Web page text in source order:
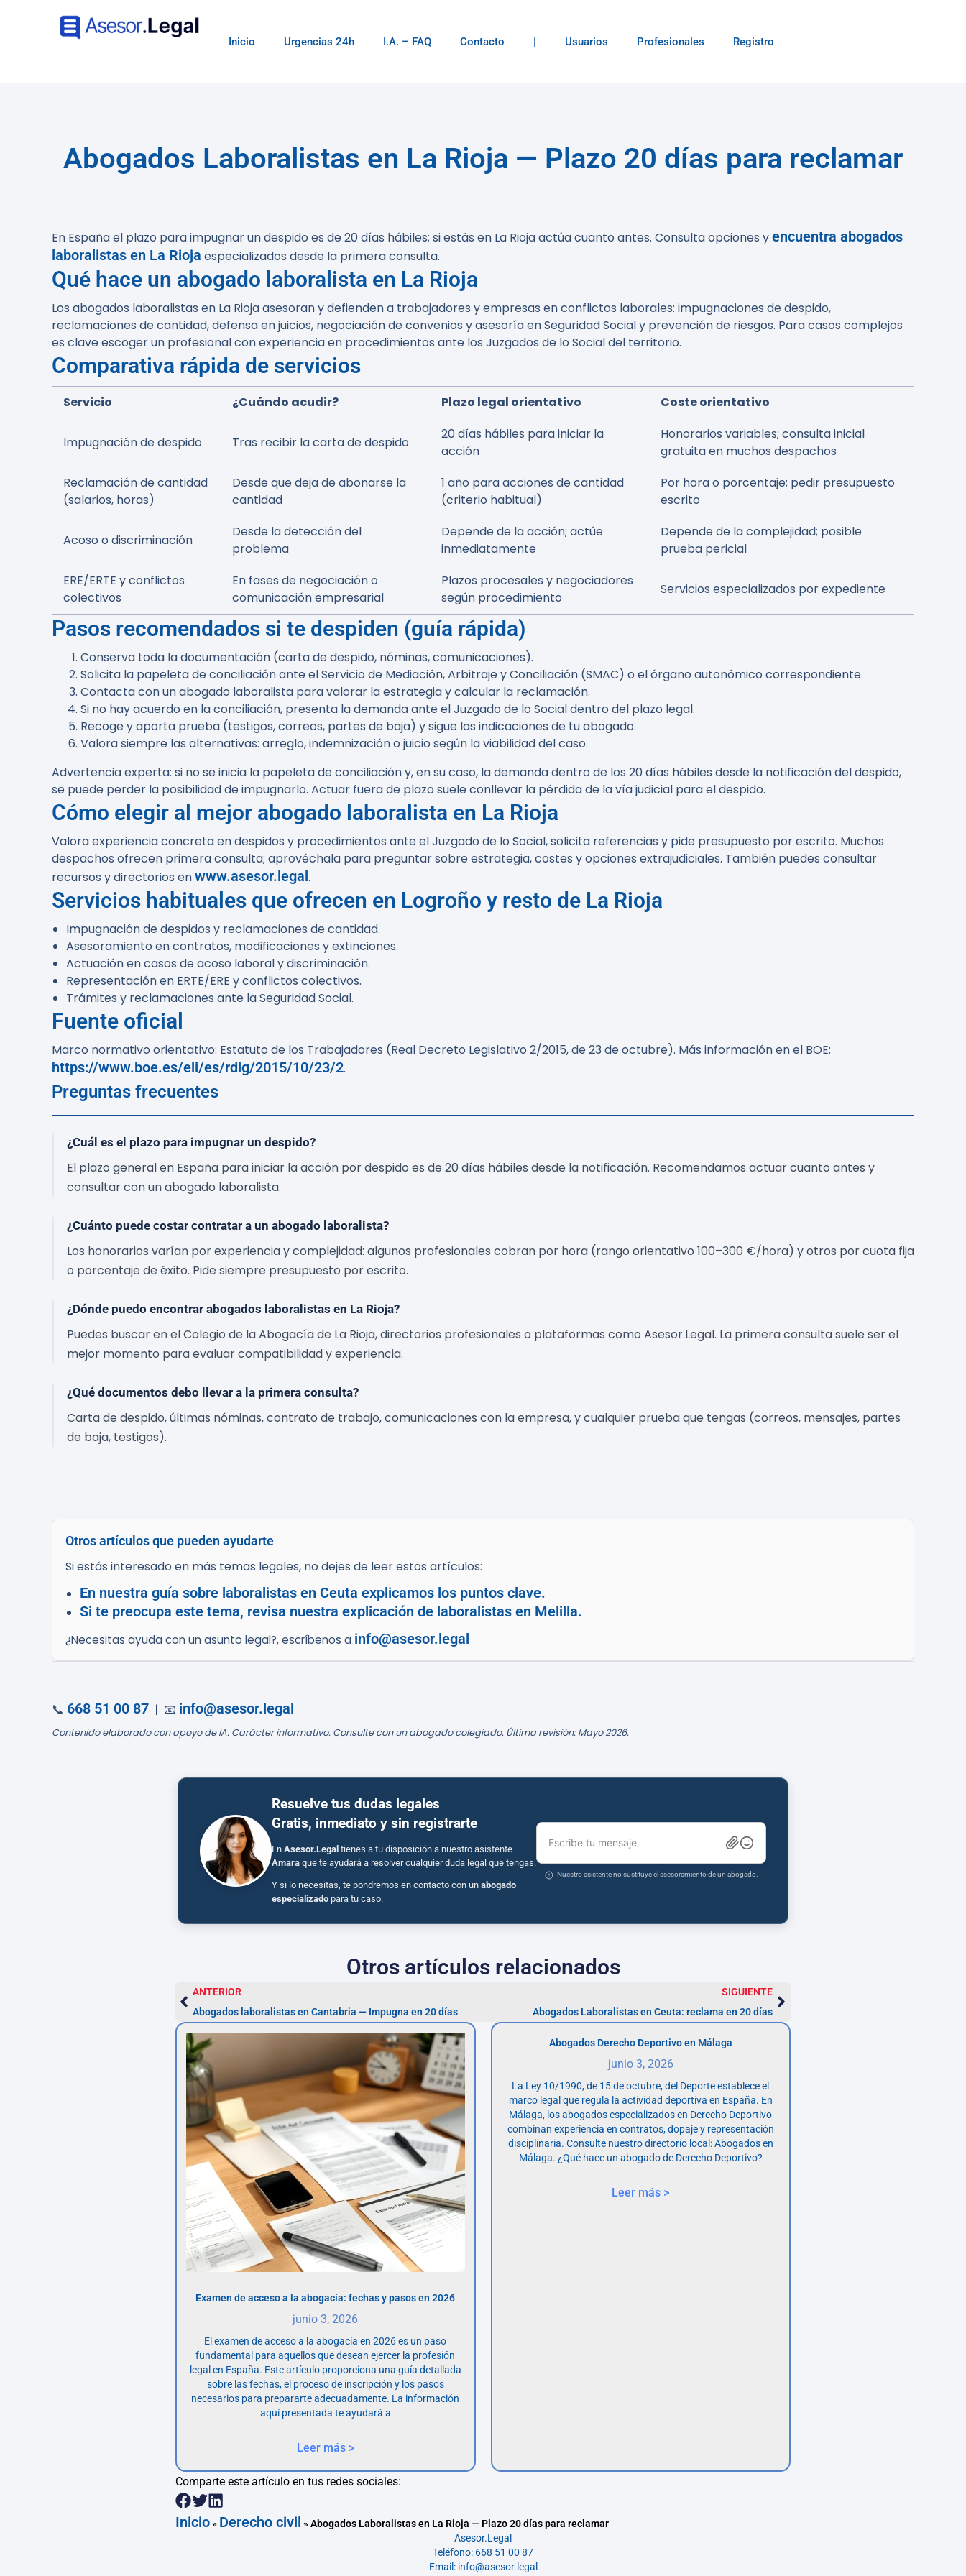
Inicio Urgencias 24h I.A. – FAQ Contacto | Usuarios Profesionales Registro
Abogados Laboralistas en La Rioja — Plazo 20 días para reclamar
En España el plazo para impugnar un despido es de 20 días hábiles; si estás en La Rioja actúa cuanto antes. Consulta opciones yencuentra abogados
laboralistas en La Rioja especializados desde la primera consulta.
Qué hace un abogado laboralista en La Rioja
Los abogados laboralistas en La Rioja asesoran y defienden a trabajadores y empresas en conflictos laborales: impugnaciones de despido,
reclamaciones de cantidad, defensa en juicios, negociación de convenios y asesoría en Seguridad Social y prevención de riesgos. Para casos complejos
es clave escoger un profesional con experiencia en procedimientos ante los Juzgados de lo Social del territorio.
Comparativa rápida de servicios
Servicio ¿Cuándo acudir? Plazo legal orientativo Coste orientativo
Impugnación de despido Tras recibir la carta de despido
20 días hábiles para iniciar la
acción
Honorarios variables; consulta inicial
gratuita en muchos despachos
Reclamación de cantidad
(salarios, horas)
Desde que deja de abonarse la
cantidad
1 año para acciones de cantidad
(criterio habitual)
Por hora o porcentaje; pedir presupuesto
escrito
Acoso o discriminación
Desde la detección del
problema
Depende de la acción; actúe
inmediatamente
Depende de la complejidad; posible
prueba pericial
ERE/ERTE y conflictos
colectivos
En fases de negociación o
comunicación empresarial
Plazos procesales y negociadores
según procedimiento
Servicios especializados por expediente
Pasos recomendados si te despiden (guía rápida)
Conserva toda la documentación (carta de despido, nóminas, comunicaciones).
Solicita la papeleta de conciliación ante el Servicio de Mediación, Arbitraje y Conciliación (SMAC) o el órgano autonómico correspondiente.
Contacta con un abogado laboralista para valorar la estrategia y calcular la reclamación.
Si no hay acuerdo en la conciliación, presenta la demanda ante el Juzgado de lo Social dentro del plazo legal.
Recoge y aporta prueba (testigos, correos, partes de baja) y sigue las indicaciones de tu abogado.
Valora siempre las alternativas: arreglo, indemnización o juicio según la viabilidad del caso.
Advertencia experta: si no se inicia la papeleta de conciliación y, en su caso, la demanda dentro de los 20 días hábiles desde la notificación del despido,
se puede perder la posibilidad de impugnarlo. Actuar fuera de plazo suele conllevar la pérdida de la vía judicial para el despido.
Cómo elegir al mejor abogado laboralista en La Rioja
Valora experiencia concreta en despidos y procedimientos ante el Juzgado de lo Social, solicita referencias y pide presupuesto por escrito. Muchos
despachos ofrecen primera consulta; aprovéchala para preguntar sobre estrategia, costes y opciones extrajudiciales. También puedes consultar
recursos y directorios enwww.asesor.legal.
Servicios habituales que ofrecen en Logroño y resto de La Rioja
Impugnación de despidos y reclamaciones de cantidad.
Asesoramiento en contratos, modificaciones y extinciones.
Actuación en casos de acoso laboral y discriminación.
Representación en ERTE/ERE y conflictos colectivos.
Trámites y reclamaciones ante la Seguridad Social.
Fuente oficial
Marco normativo orientativo: Estatuto de los Trabajadores (Real Decreto Legislativo 2/2015, de 23 de octubre). Más información en el BOE:
https://www.boe.es/eli/es/rdlg/2015/10/23/2.
Preguntas frecuentes
¿Cuál es el plazo para impugnar un despido?
El plazo general en España para iniciar la acción por despido es de 20 días hábiles desde la notificación. Recomendamos actuar cuanto antes y
consultar con un abogado laboralista.
¿Cuánto puede costar contratar a un abogado laboralista?
Los honorarios varían por experiencia y complejidad: algunos profesionales cobran por hora (rango orientativo 100–300 €/hora) y otros por cuota fija
o porcentaje de éxito. Pide siempre presupuesto por escrito.
¿Dónde puedo encontrar abogados laboralistas en La Rioja?
Puedes buscar en el Colegio de la Abogacía de La Rioja, directorios profesionales o plataformas como Asesor.Legal. La primera consulta suele ser el
mejor momento para evaluar compatibilidad y experiencia.
¿Qué documentos debo llevar a la primera consulta?
Carta de despido, últimas nóminas, contrato de trabajo, comunicaciones con la empresa, y cualquier prueba que tengas (correos, mensajes, partes
de baja, testigos).
Otros artículos que pueden ayudarte
Si estás interesado en más temas legales, no dejes de leer estos artículos:
En nuestra guía sobre laboralistas en Ceuta explicamos los puntos clave.
Si te preocupa este tema, revisa nuestra explicación de laboralistas en Melilla.
¿Necesitas ayuda con un asunto legal?, escríbenos a info@asesor.legal
📞 668 51 00 87 | 📧 info@asesor.legal
Contenido elaborado con apoyo de IA. Carácter informativo. Consulte con un abogado colegiado. Última revisión: Mayo 2026.
Resuelve tus dudas legales
Gratis, inmediato y sin registrarte
En Asesor.Legal tienes a tu disposición a nuestro asistente
Amara que te ayudará a resolver cualquier duda legal que tengas.
Y si lo necesitas, te pondremos en contacto con un abogado
especializado para tu caso.
Escribe tu mensaje
Nuestro asistente no sustituye el asesoramiento de un abogado.
Otros artículos relacionados
ANTERIOR
Abogados laboralistas en Cantabria — Impugna en 20 días
SIGUIENTE
Abogados Laboralistas en Ceuta: reclama en 20 días
Examen de acceso a la abogacía: fechas y pasos en 2026
junio 3, 2026
El examen de acceso a la abogacía en 2026 es un paso
fundamental para aquellos que desean ejercer la profesión
legal en España. Este artículo proporciona una guía detallada
sobre las fechas, el proceso de inscripción y los pasos
necesarios para prepararte adecuadamente. La información
aquí presentada te ayudará a
Leer más >
Abogados Derecho Deportivo en Málaga
junio 3, 2026
La Ley 10/1990, de 15 de octubre, del Deporte establece el
marco legal que regula la actividad deportiva en España. En
Málaga, los abogados especializados en Derecho Deportivo
combinan experiencia en contratos, dopaje y representación
disciplinaria. Consulte nuestro directorio local: Abogados en
Málaga. ¿Qué hace un abogado de Derecho Deportivo?
Leer más >
Comparte este artículo en tus redes sociales:
Inicio» Derecho civil »Abogados Laboralistas en La Rioja — Plazo 20 días para reclamar
Asesor.Legal
Teléfono: 668 51 00 87
Email: info@asesor.legal